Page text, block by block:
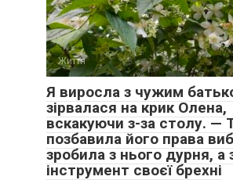
Життя
Я виросла з чужим
зірвалася на крик Олена,
вскакуючи з-за столу. —
позбавила його права
зробила з нього дурня, а
інструмент своєї брехні